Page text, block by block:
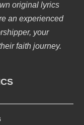
original lyrics
an experienced
your
faith journey.